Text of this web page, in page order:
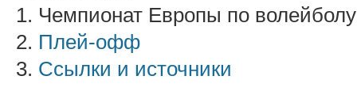
1. Чемпионат Европы по
2. Плей-офф
3. Ссылки и источники